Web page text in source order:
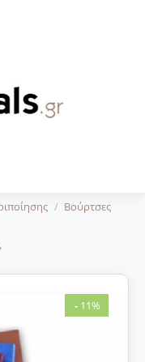
/ Βούρτσες
- 11%